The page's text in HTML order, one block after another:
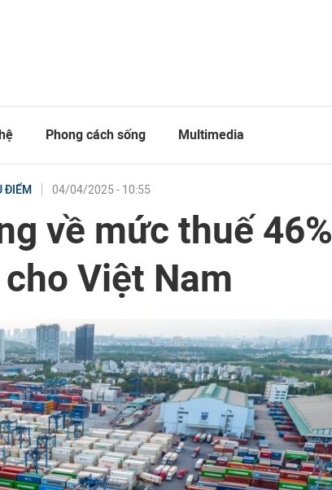
Phong cách sống Multimedia
ĐIỂM 04/04/2025 - 10:55
về mức thuế 46%
Việt Nam